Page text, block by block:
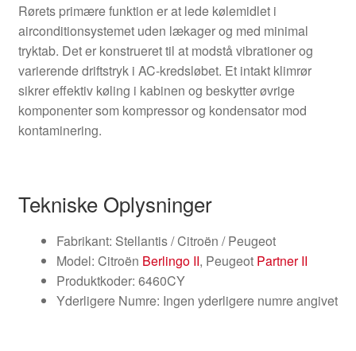
Rørets primære funktion er at lede kølemidlet i
airconditionsystemet uden lækager og med minimal
tryktab. Det er konstrueret til at modstå vibrationer og
varierende driftstryk i AC-kredsløbet. Et intakt klimrør
sikrer effektiv køling i kabinen og beskytter øvrige
komponenter som kompressor og kondensator mod
kontaminering.
Tekniske Oplysninger
Fabrikant: Stellantis / Citroën / Peugeot
Model: Citroën Berlingo II, Peugeot Partner II
Produktkoder: 6460CY
Yderligere Numre: Ingen yderligere numre angivet